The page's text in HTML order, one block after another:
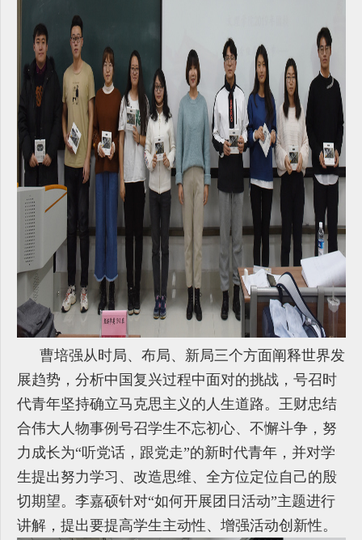
曹培强从时局、布局、新局三个方面阐释世界发
展趋势，分析中国复兴过程中面对的挑战，号召时
代青年坚持确立马克思主义的人生道路。王财忠结
合伟大人物事例号召学生不忘初心、不懈斗争，努
力成长为“听党话，跟党走”的新时代青年，并对学
生提出努力学习、改造思维、全方位定位自己的殷
切期望。李嘉硕针对“如何开展团日活动”主题进行
讲解，提出要提高学生主动性、增强活动创新性。